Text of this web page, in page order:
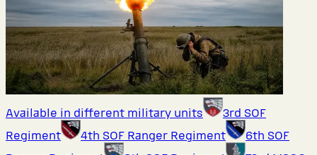
Available in different military units
3rd SOF
Regiment
4th SOF Ranger Regiment
6th SOF